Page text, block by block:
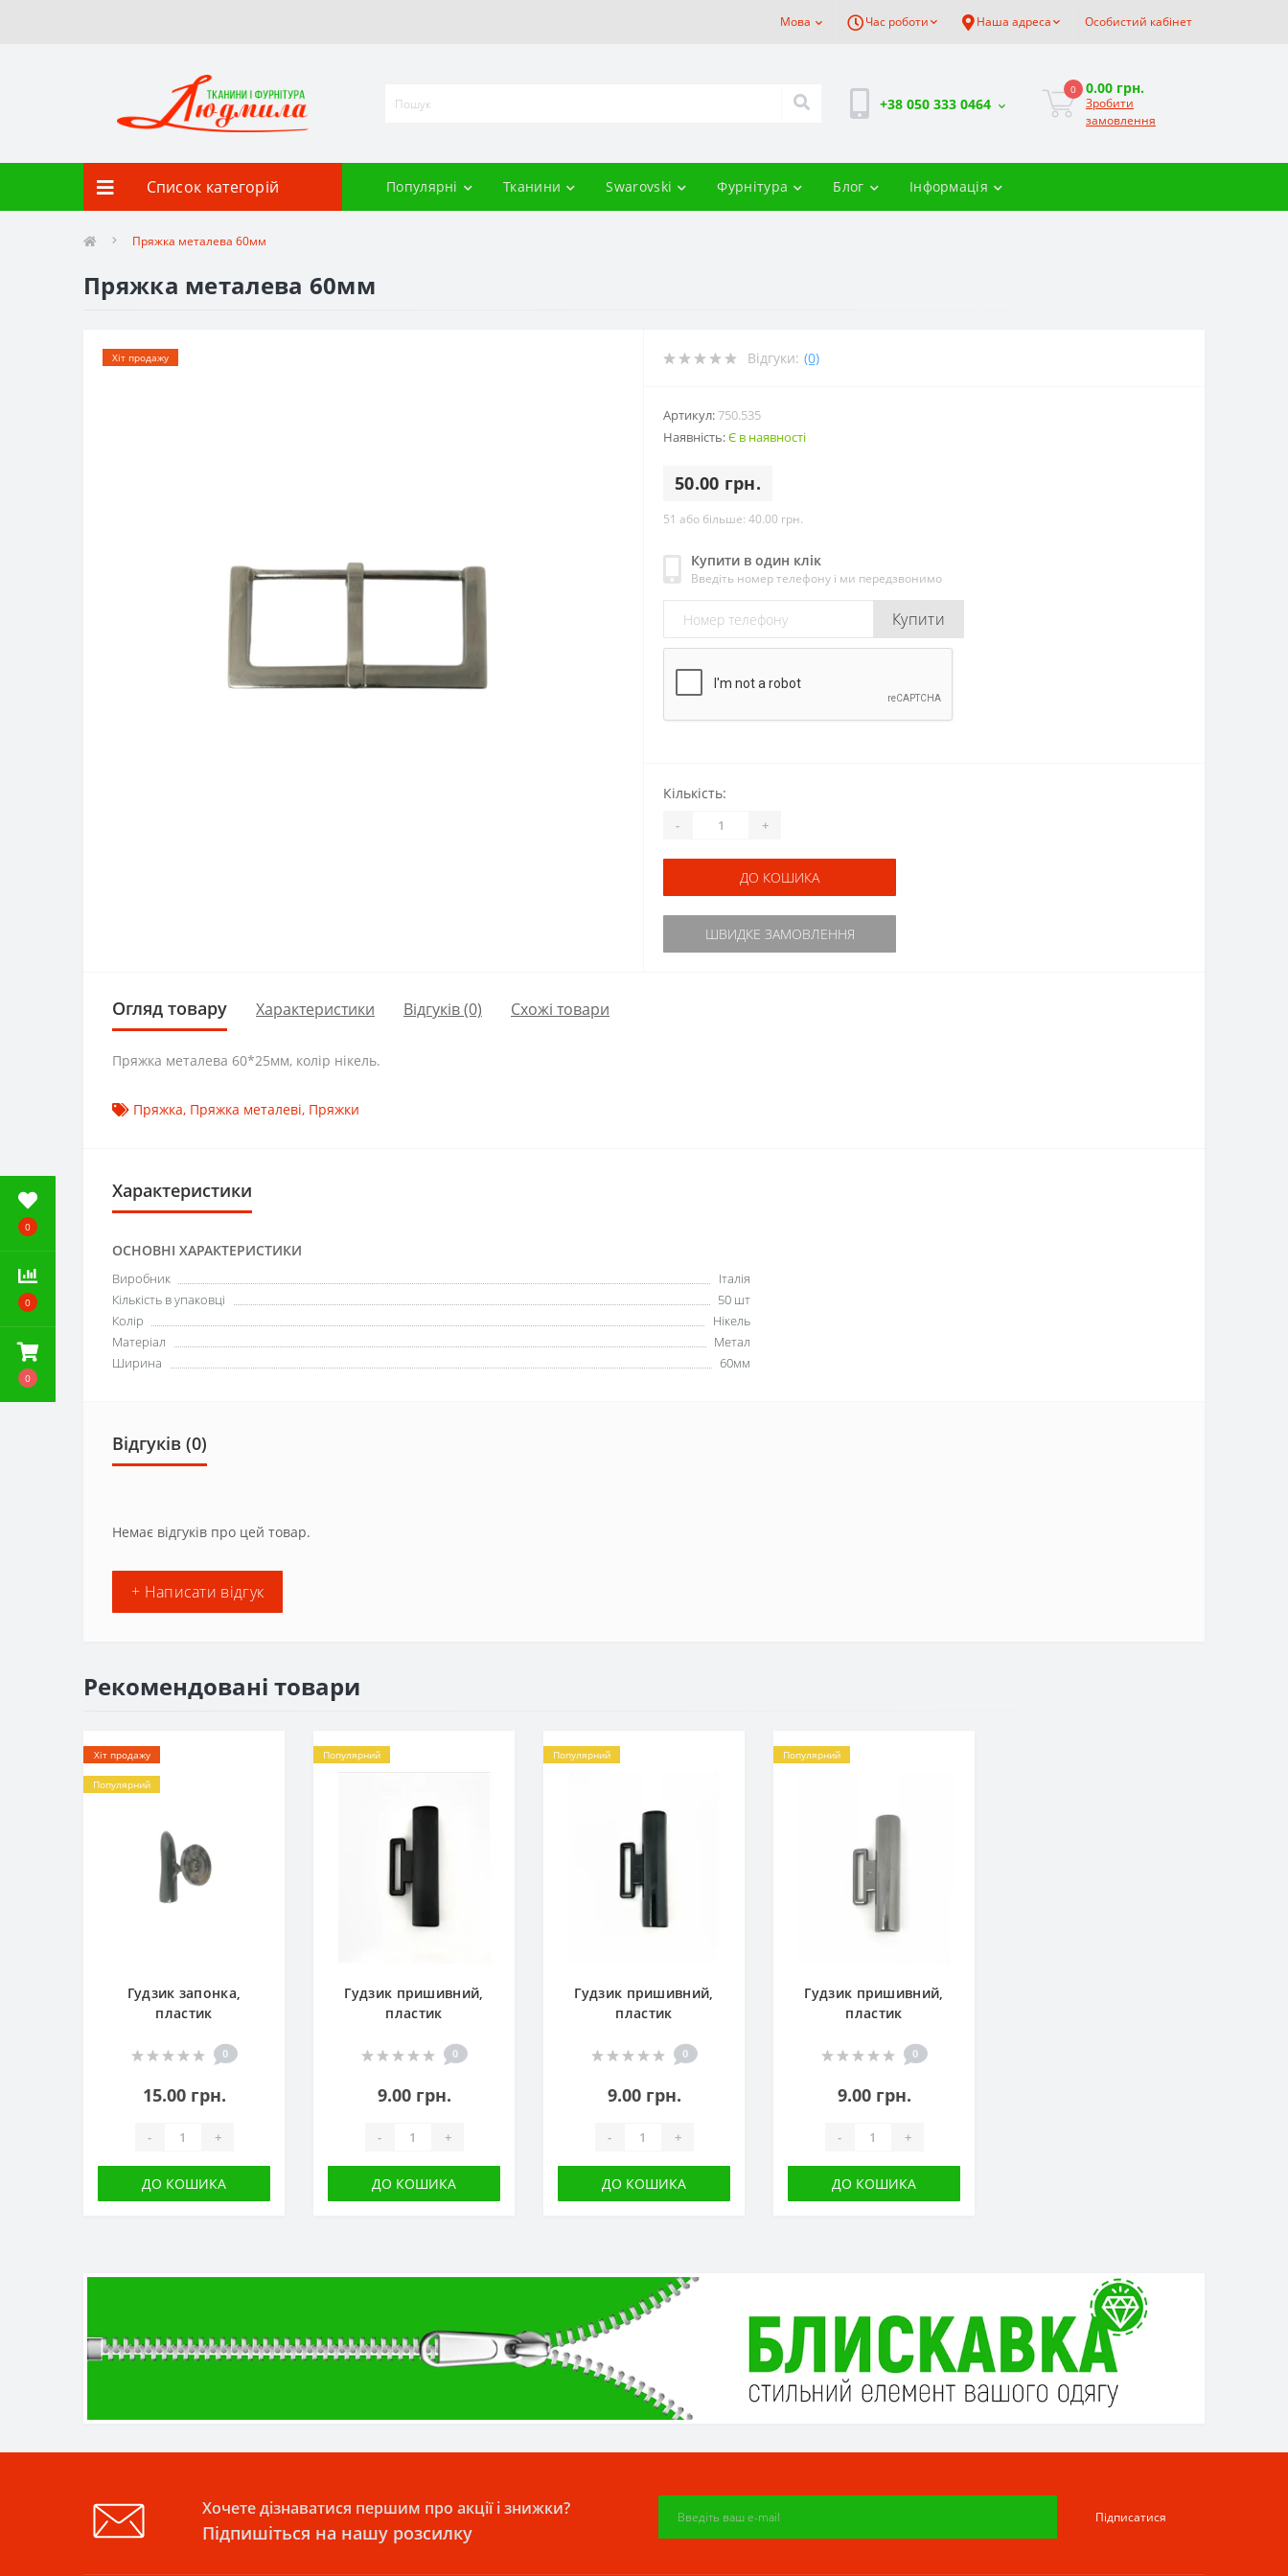
0
0
0
Мова Час роботи Наша адреса Особистий кабінет
+38 050 333 0464
0 0.00 грн.
Зробити
замовлення
Список категорій Популярні Тканини Swarovski Фурнітура Блог Інформація
Пряжка металева 60мм
Пряжка металева 60мм
Хіт продажу Відгуки: (0)
Артикул:750.535
Наявність:Є в наявності
50.00 грн.
51 або більше: 40.00 грн.
Купити в один клік
Введіть номер телефону і ми передзвонимо
Купити
Кількість:
- +
ДО КОШИКА
ШВИДКЕ ЗАМОВЛЕННЯ
Огляд товару Характеристики Відгуків (0) Схожі товари
Пряжка металева 60*25мм, колір нікель.
Пряжка, Пряжка металеві, Пряжки
Характеристики
ОСНОВНІ ХАРАКТЕРИСТИКИ
Виробник
Італія
Кількість в упаковці
50 шт
Колір
Нікель
Матеріал
Метал
Ширина
60мм
Відгуків (0)
Немає відгуків про цей товар.
+ Написати відгук
Рекомендовані товари
Хіт продажу
Популярний
Гудзик запонка,
пластик
0
15.00 грн.
- +
ДО КОШИКА
Популярний
Гудзик пришивний,
пластик
0
9.00 грн.
- +
ДО КОШИКА
Популярний
Гудзик пришивний,
пластик
0
9.00 грн.
- +
ДО КОШИКА
Популярний
Гудзик пришивний,
пластик
0
9.00 грн.
- +
ДО КОШИКА
Хочете дізнаватися першим про акції і знижки?
Підпишіться на нашу розсилку
Підписатися